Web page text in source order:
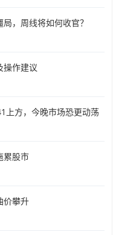
，周线将如何收官？
操作建议
上方，今晚市场恐更动荡
累股市
价攀升